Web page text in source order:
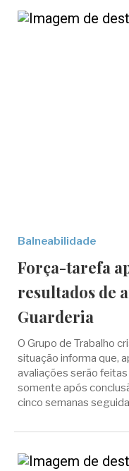
Balneabilidade
Força-tarefa
resultados de
Guarderia
O Grupo de Trabalho
situação informa que,
avaliações serão
somente após
cinco semanas